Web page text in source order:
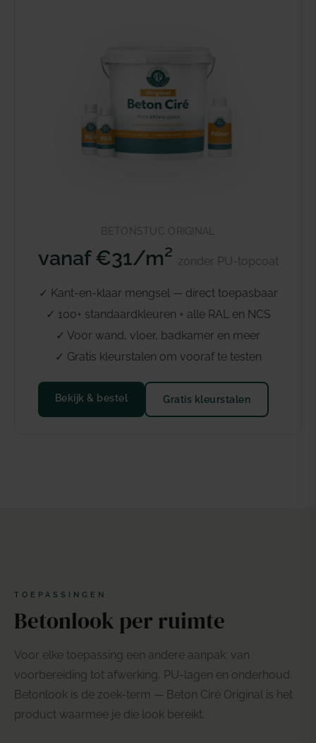
BETONSTUC ORIGINAL
vanaf €31/m² zonder PU-topcoat
✓ Kant-en-klaar mengsel — direct toepasbaar
✓ 100+ standaardkleuren + alle RAL en NCS
✓ Voor wand, vloer, badkamer en meer
✓ Gratis kleurstalen om vooraf te testen
Bekijk & bestel Gratis kleurstalen
TOEPASSINGEN
Betonlook per ruimte
Voor elke toepassing een andere aanpak: van
voorbereiding tot afwerking, PU-lagen en onderhoud.
Betonlook is de zoek-term — Beton Ciré Original is het
product waarmee je die look bereikt.